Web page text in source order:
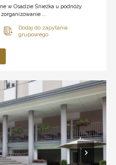
w Osadzie Śnieżka u podnóży
...